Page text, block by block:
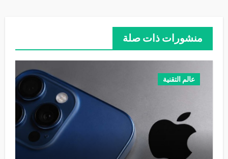
منشورات ذات صلة
عالم التقنية